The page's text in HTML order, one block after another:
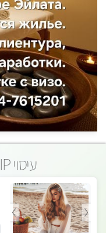
עיסוי VIP בחצור הגלילית